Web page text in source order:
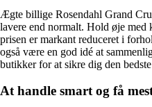
Ægte billige Rosendahl Grand
lavere end normalt. Hold øje med
prisen er markant reduceret i
også være en god idé at
butikker for at sikre dig den
At handle smart og få